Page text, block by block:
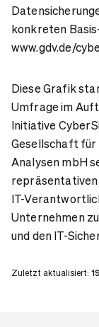
konkreten
www.gdv.de/
Diese Grafik
Umfrage im
Initiative
Gesellschaft für
Analysen mbH
repräsentativen
IT-
Unternehmen
und den IT-
Zuletzt aktualisiert: